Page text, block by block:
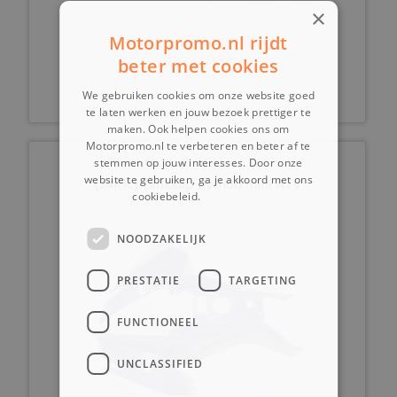
€ 2,49
(24R1c) Tankkap Python mini ATV
×
Motorpromo.nl rijdt
beter met cookies
We gebruiken cookies om onze website goed
te laten werken en jouw bezoek prettiger te
maken. Ook helpen cookies ons om
Motorpromo.nl te verbeteren en beter af te
stemmen op jouw interesses. Door onze
website te gebruiken, ga je akkoord met ons
cookiebeleid.
NOODZAKELIJK
PRESTATIE TARGETING
FUNCTIONEEL
UNCLASSIFIED